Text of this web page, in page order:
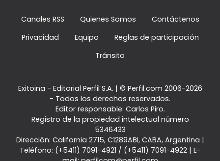
Canales RSS Quienes Somos
Contáctenos
Privacidad
Equipo
Reglas de participación
Tránsito
Exitoina - Editorial Perfil S.A. | © Perfil.com 2006-2026
- Todos los derechos reservados.
Editor responsable: Carlos Piro.
Registro de la propiedad intelectual número
5346433
Dirección: California 2715, C1289ABI, CABA, Argentina |
Teléfono: (+5411) 7091-4921 / (+5411) 7091-4922| E-